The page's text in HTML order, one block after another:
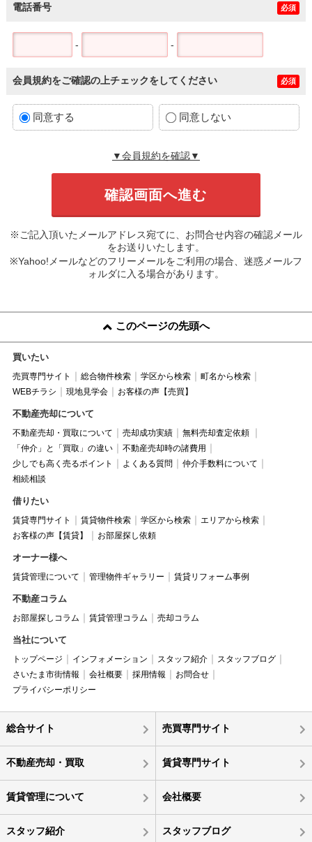
電話番号 必須
- -
会員規約をご確認の上チェックをしてください 必須
同意する 同意しない
▼会員規約を確認▼
※ご記入頂いたメールアドレス宛てに、お問合せ内容の確認メール
をお送りいたします。
※Yahoo!メールなどのフリーメールをご利用の場合、迷惑メールフ
ォルダに入る場合があります。
このページの先頭へ
買いたい
売買専門サイト 総合物件検索 学区から検索
町名から検索
WEBチラシ
現地見学会 お客様の声【売買】
不動産売却について
不動産売却・買取について 売却成功実績
無料売却査定依頼
「仲介」と「買取」の違い
不動産売却時の諸費用
少しでも高く売るポイント
よくある質問
仲介手数料について
相続相談
借りたい
賃貸専門サイト 賃貸物件検索 学区から検索
エリアから検索
お客様の声【賃貸】
お部屋探し依頼
オーナー様へ
賃貸管理について 管理物件ギャラリー 賃貸リフォーム事例
不動産コラム
お部屋探しコラム 賃貸管理コラム 売却コラム
当社について
トップページ インフォメーション スタッフ紹介
スタッフブログ
さいたま市街情報
会社概要 採用情報
お問合せ
プライバシーポリシー
総合サイト 売買専門サイト
不動産売却・買取 賃貸専門サイト
賃貸管理について 会社概要
スタッフ紹介 スタッフブログ